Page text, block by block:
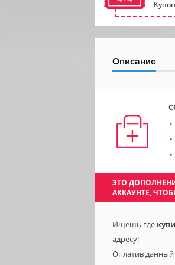
Описание
ЭТО
АККАУНТЕ,
Ищешь где
адресу!
Оплатив